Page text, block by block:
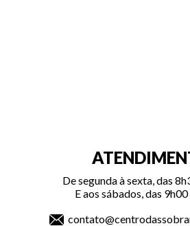
De segunda à sexta, das
E aos sábados, das